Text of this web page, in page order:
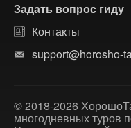
Задать вопрос гиду
Контакты
support@horosho-
© 2018-2026
многодневных туров